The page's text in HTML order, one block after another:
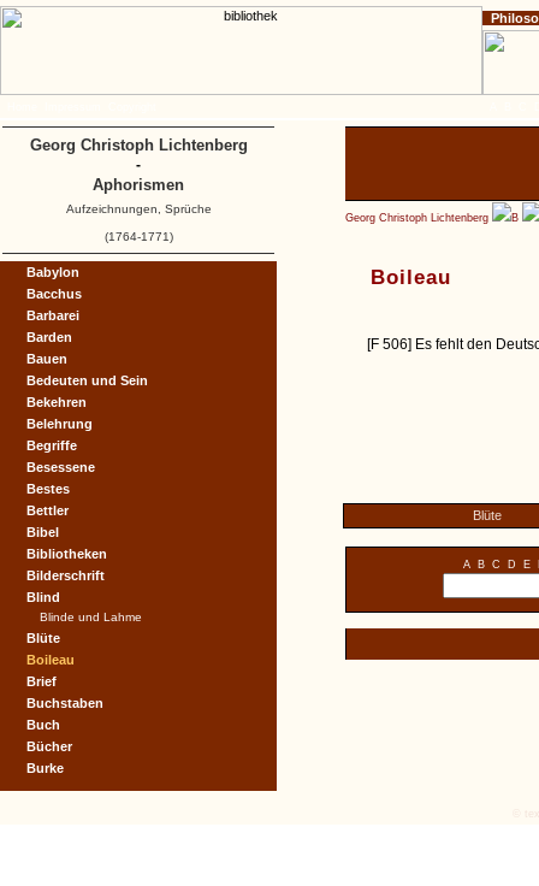
Georg Christoph Lichtenberg B
Boileau
[F 506] Es fehlt den
Blüte
A B C D E
Babylon
Bacchus
Barbarei
Barden
Bauen
Bedeuten und Sein
Bekehren
Belehrung
Begriffe
Besessene
Bestes
Bettler
Bibel
Bibliotheken
Bilderschrift
Blind
Blinde und Lahme
Blüte
Boileau
Brief
Buchstaben
Buch
Bücher
Burke
Georg Christoph Lichtenberg
-
Aphorismen
Aufzeichnungen, Sprüche
(1764-1771)